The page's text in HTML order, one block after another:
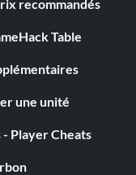
recommandés
Table
une unité
Player Cheats